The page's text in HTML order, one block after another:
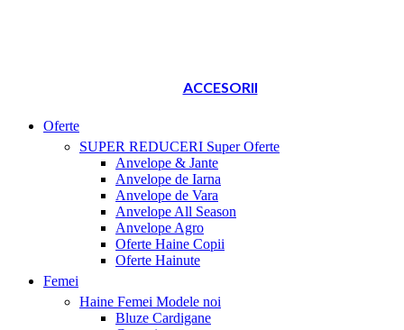
ACCESORII
Oferte
SUPER REDUCERI Super Oferte
Anvelope & Jante
Anvelope de Iarna
Anvelope de Vara
Anvelope All Season
Anvelope Agro
Oferte Haine Copii
Oferte Hainute
Femei
Haine Femei Modele noi
Bluze Cardigane